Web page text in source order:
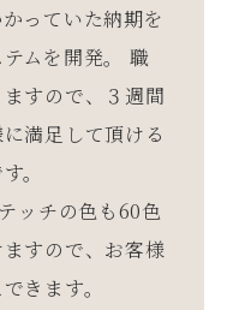
っていた納期を
ムを開発。 職
すので、３週間
満⾜して頂ける
。
ッチの⾊も60⾊
すので、お客様
きます。